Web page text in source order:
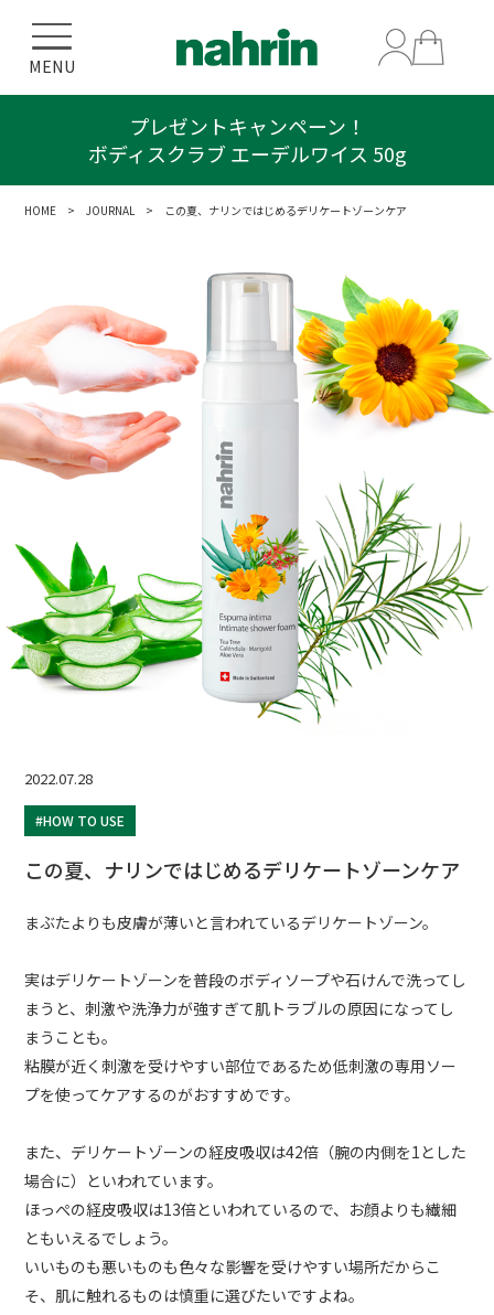
MENU
プレゼントキャンペーン！
ボディスクラブ エーデルワイス 50g
HOME >JOURNAL> この夏、ナリンではじめるデリケートゾーンケア
2022.07.28
#HOW TO USE
この夏、ナリンではじめるデリケートゾーンケア
まぶたよりも皮膚が薄いと言われているデリケートゾーン。
実はデリケートゾーンを普段のボディソープや石けんで洗ってし
まうと、刺激や洗浄力が強すぎて肌トラブルの原因になってし
まうことも。
粘膜が近く刺激を受けやすい部位であるため低刺激の専用ソー
プを使ってケアするのがおすすめです。
また、デリケートゾーンの経皮吸収は42倍（腕の内側を1とした
場合に）といわれています。
ほっぺの経皮吸収は13倍といわれているので、お顔よりも繊細
ともいえるでしょう。
いいものも悪いものも色々な影響を受けやすい場所だからこ
そ、肌に触れるものは慎重に選びたいですよね。